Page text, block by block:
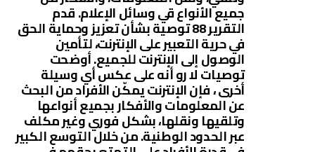
جميع الأنواع قي وسائل الإعلام. قدم
التقرير 88 توصية بشأن تعزيز وحماية الحق
في حرية التعبير على الإنترنت، لتأمين
الوصول إلى الإنترنت للجميع. أوضحت
توصيات لا رو أنه على عكس أي وسيلة
أخرى ، فإن الإنترنت يمكّن الأفراد من البحث
عن المعلومات والأفكار بجميع أنواعها
وتلقيها ونقلها، بشكل فوري وغير مكلف
عبر الحدود الوطنية. من خلال التوسع الكبير